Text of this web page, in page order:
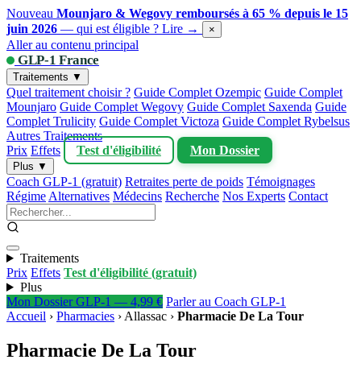
Nouveau Mounjaro & Wegovy remboursés à 65 % depuis le 15
juin 2026 — qui est éligible ? Lire → ×
Aller au contenu principal
GLP-1 France
Traitements ▼
Quel traitement choisir ? Guide Complet Ozempic Guide Complet
Mounjaro Guide Complet Wegovy Guide Complet Saxenda Guide
Complet Trulicity Guide Complet Victoza Guide Complet Rybelsus
Autres Traitements
Prix Effets Test d'éligibilité Mon Dossier
Plus ▼
Coach GLP-1 (gratuit) Retraites perte de poids Témoignages
Régime Alternatives Médecins Recherche Nos Experts Contact
Traitements
Prix Effets Test d'éligibilité (gratuit)
Plus
Mon Dossier GLP-1 — 4,99 € Parler au Coach GLP-1
Accueil › Pharmacies › Allassac › Pharmacie De La Tour
Pharmacie De La Tour